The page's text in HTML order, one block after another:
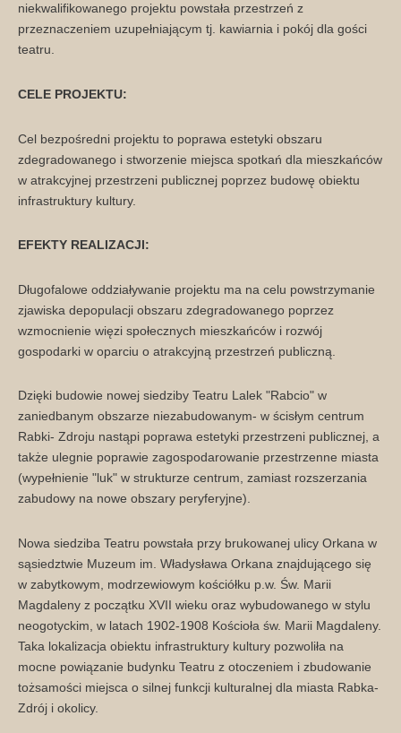
niekwalifikowanego projektu powstała przestrzeń z
przeznaczeniem uzupełniającym tj. kawiarnia i pokój dla gości
teatru.
CELE PROJEKTU:
Cel bezpośredni projektu to poprawa estetyki obszaru
zdegradowanego i stworzenie miejsca spotkań dla mieszkańców
w atrakcyjnej przestrzeni publicznej poprzez budowę obiektu
infrastruktury kultury.
EFEKTY REALIZACJI:
Długofalowe oddziaływanie projektu ma na celu powstrzymanie
zjawiska depopulacji obszaru zdegradowanego poprzez
wzmocnienie więzi społecznych mieszkańców i rozwój
gospodarki w oparciu o atrakcyjną przestrzeń publiczną.
Dzięki budowie nowej siedziby Teatru Lalek "Rabcio" w
zaniedbanym obszarze niezabudowanym- w ścisłym centrum
Rabki- Zdroju nastąpi poprawa estetyki przestrzeni publicznej, a
także ulegnie poprawie zagospodarowanie przestrzenne miasta
(wypełnienie "luk" w strukturze centrum, zamiast rozszerzania
zabudowy na nowe obszary peryferyjne).
Nowa siedziba Teatru powstała przy brukowanej ulicy Orkana w
sąsiedztwie Muzeum im. Władysława Orkana znajdującego się
w zabytkowym, modrzewiowym kościółku p.w. Św. Marii
Magdaleny z początku XVII wieku oraz wybudowanego w stylu
neogotyckim, w latach 1902-1908 Kościoła św. Marii Magdaleny.
Taka lokalizacja obiektu infrastruktury kultury pozwoliła na
mocne powiązanie budynku Teatru z otoczeniem i zbudowanie
tożsamości miejsca o silnej funkcji kulturalnej dla miasta Rabka-
Zdrój i okolicy.